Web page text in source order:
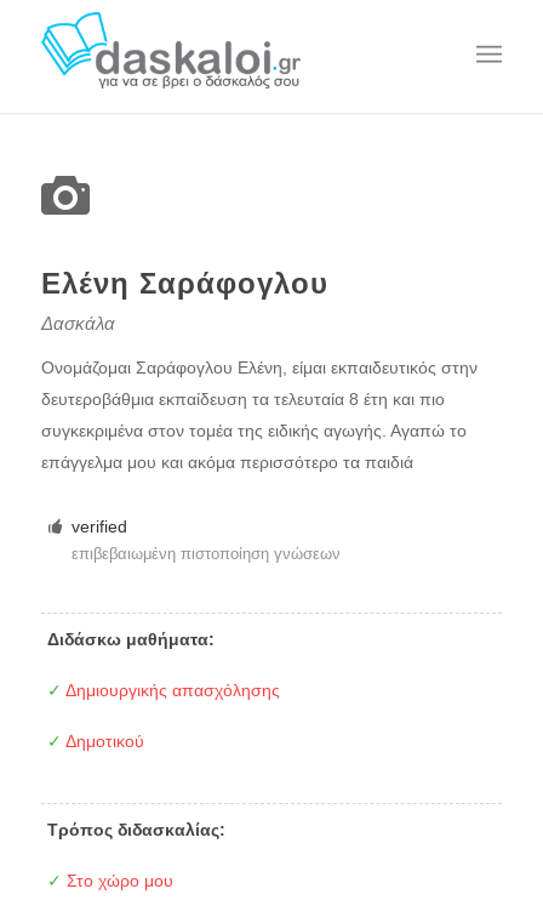
Ελένη Σαράφογλου
Δασκάλα
Ονομάζομαι Σαράφογλου Ελένη, είμαι εκπαιδευτικός στην
δευτεροβάθμια εκπαίδευση τα τελευταία 8 έτη και πιο
συγκεκριμένα στον τομέα της ειδικής αγωγής. Αγαπώ το
επάγγελμα μου και ακόμα περισσότερο τα παιδιά
verified
επιβεβαιωμένη πιστοποίηση γνώσεων
Διδάσκω μαθήματα:
✓ Δημιουργικής απασχόλησης
✓ Δημοτικού
Τρόπος διδασκαλίας:
✓ Στο χώρο μου